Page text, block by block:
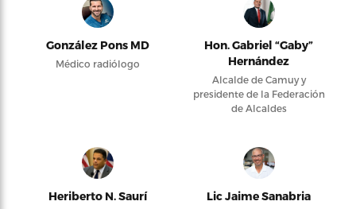
González Pons MD
Médico radiólogo
Hon. Gabriel “Gaby”
Hernández
Alcalde de Camuy y
presidente de la Federación
de Alcaldes
Heriberto N. Saurí Lic Jaime Sanabria